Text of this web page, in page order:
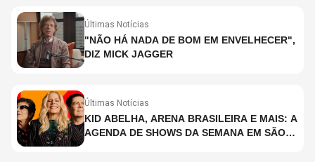
Últimas Notícias
"NÃO HÁ NADA DE BOM EM ENVELHECER",
DIZ MICK JAGGER
Últimas Notícias
KID ABELHA, ARENA BRASILEIRA E MAIS: A
AGENDA DE SHOWS DA SEMANA EM SÃO